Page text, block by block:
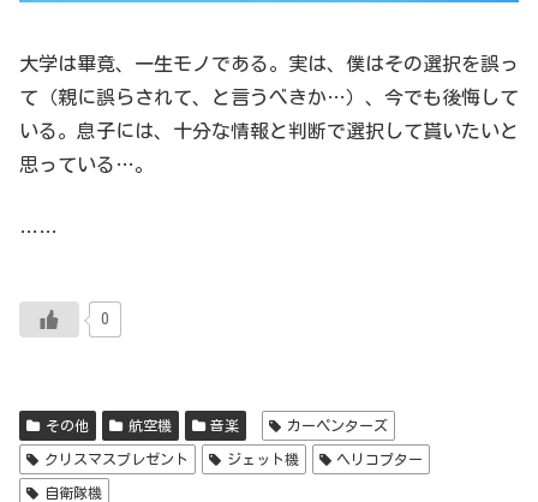
大学は畢竟、一生モノである。実は、僕はその選択を誤っ
て（親に誤らされて、と言うべきか…）、今でも後悔して
いる。息子には、十分な情報と判断で選択して貰いたいと
思っている…。
……
0
その他 航空機 音楽 カーペンターズ
クリスマスプレゼント ジェット機 ヘリコプター
自衛隊機